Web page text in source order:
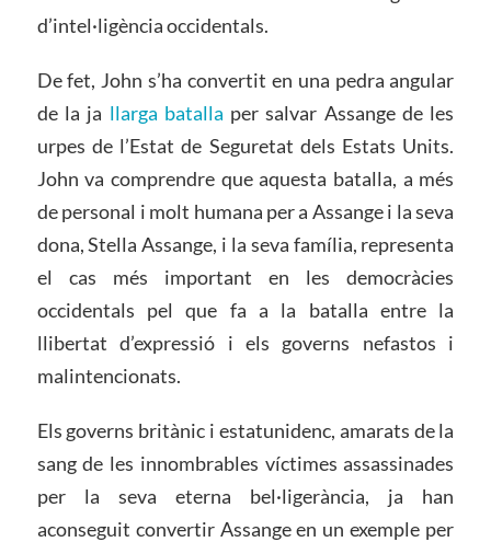
d’intel·ligència occidentals.
De fet, John s’ha convertit en una pedra angular
de la ja llarga batalla per salvar Assange de les
urpes de l’Estat de Seguretat dels Estats Units.
John va comprendre que aquesta batalla, a més
de personal i molt humana per a Assange i la seva
dona, Stella Assange, i la seva família, representa
el cas més important en les democràcies
occidentals pel que fa a la batalla entre la
llibertat d’expressió i els governs nefastos i
malintencionats.
Els governs britànic i estatunidenc, amarats de la
sang de les innombrables víctimes assassinades
per la seva eterna bel·ligerància, ja han
aconseguit convertir Assange en un exemple per